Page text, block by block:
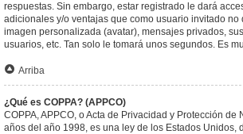
respuestas. Sin embargo, estar registrado le dará
adicionales y/o ventajas que como usuario invitado no
imagen personalizada (avatar), mensajes privados,
usuarios, etc. Tan solo le tomará unos segundos. Es
Arriba
¿Qué es COPPA? (APPCO)
COPPA, APPCO, o Acta de Privacidad y Protección de
años del año 1998, es una ley de los Estados Unidos,